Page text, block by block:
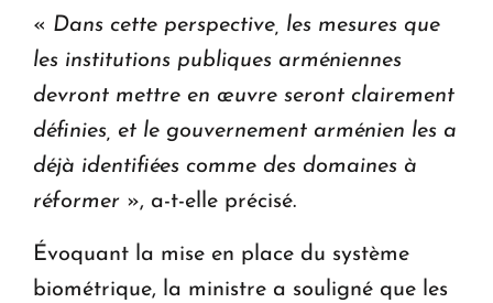
« Dans cette perspective, les mesures que
les institutions publiques arméniennes
devront mettre en œuvre seront clairement
définies, et le gouvernement arménien les a
déjà identifiées comme des domaines à
réformer », a-t-elle précisé.
Évoquant la mise en place du système
biométrique, la ministre a souligné que les